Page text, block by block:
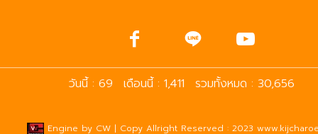
วันนี้ : 69 เดือนนี้ : 1,411 รวมทั้งหมด : 30,656
Engine by CW | Copy Allright Reserved : 2023